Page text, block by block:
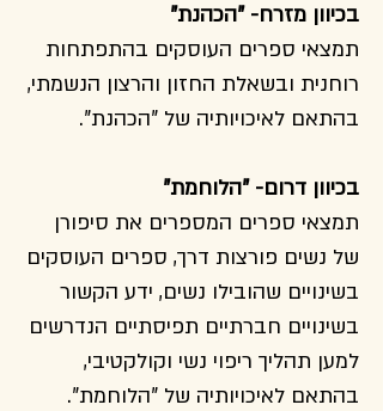
בכיוון מזרח- "הכהנת"
תמצאי ספרים העוסקים בהתפתחות
רוחנית ובשאלת החזון והרצון הנשמתי,
בהתאם לאיכויותיה של "הכהנת".
בכיוון דרום- "הלוחמת"
תמצאי ספרים המספרים את סיפורן
של נשים פורצות דרך, ספרים העוסקים
בשינויים שהובילו נשים, ידע הקשור
בשינויים חברתיים תפיסתיים הנדרשים
למען תהליך ריפוי נשי וקולקטיבי,
בהתאם לאיכויותיה של "הלוחמת".